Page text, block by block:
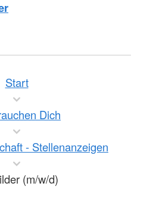
Start
Dich
- Stellenanzeigen
(m/w/d)